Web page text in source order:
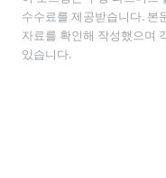
수수료를 제공받습니다. 본
자료를 확인해 작성했으며
있습니다.